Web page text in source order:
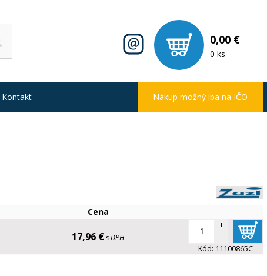
0,00 €
0 ks
Cena
17,96 €s DPH
+
-
Kód: 11100865C
Kontakt Nákup možný iba na IČO